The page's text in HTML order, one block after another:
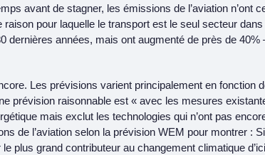
avant de stagner, les émissions de l’aviation n’ont
pour laquelle le transport est le seul secteur dans
dernières années, mais ont augmenté de près de 40%
Les prévisions varient principalement en fonction
prévision raisonnable est « avec les mesures
mais exclut les technologies qui n’ont pas
de l’aviation selon la prévision WEM pour montrer :
plus grand contributeur au changement climatique